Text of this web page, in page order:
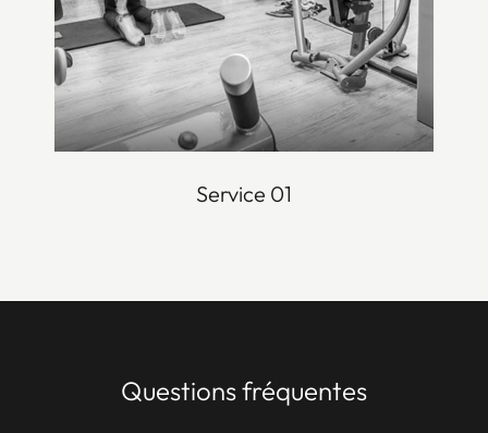
Service 01
Questions fréquentes